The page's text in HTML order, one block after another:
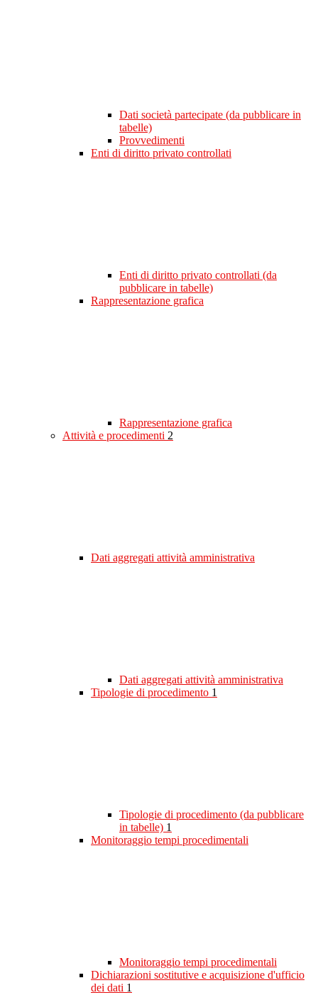
Dati società partecipate (da pubblicare in
tabelle)
Provvedimenti
Enti di diritto privato controllati
Enti di diritto privato controllati (da
pubblicare in tabelle)
Rappresentazione grafica
Rappresentazione grafica
Attività e procedimenti 2
Dati aggregati attività amministrativa
Dati aggregati attività amministrativa
Tipologie di procedimento 1
Tipologie di procedimento (da pubblicare
in tabelle) 1
Monitoraggio tempi procedimentali
Monitoraggio tempi procedimentali
Dichiarazioni sostitutive e acquisizione d'ufficio
dei dati 1